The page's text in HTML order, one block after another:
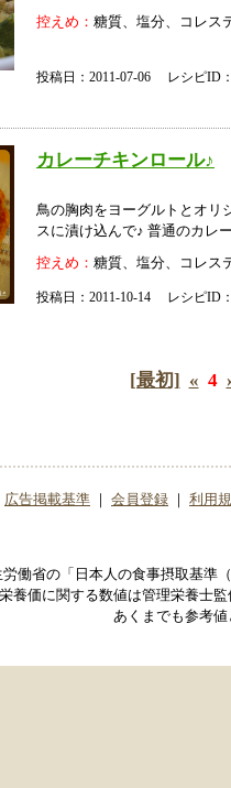
控えめ： 糖質、塩分、コレス
投稿日：2011-07-06 レシピID
カレーチキンロール♪
鳥の胸肉をヨーグルトとオリ
スに漬け込んで♪ 普通のカレ
控えめ： 糖質、塩分、コレス
投稿日：2011-10-14 レシピID
[最初] « 4
広告掲載基準 会員登録 利用
働省の「日本人の食事摂取基準
栄養価に関する数値は管理栄養士
あくまでも参考